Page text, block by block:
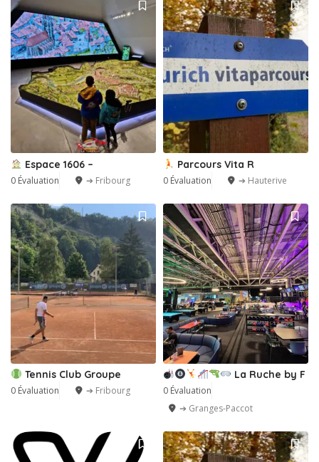
Espace 1606 –
0 Évaluation ➔ Fribourg
Parcours Vita R
0 Évaluation ➔ Hauterive
Tennis Club Groupe
0 Évaluation ➔ Fribourg
La Ruche by F
0 Évaluation
➔ Granges-Paccot